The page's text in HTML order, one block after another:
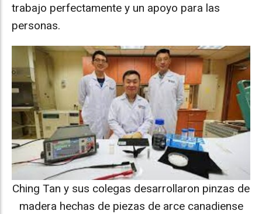
trabajo perfectamente y un apoyo para las
personas.
Ching Tan y sus colegas desarrollaron pinzas de
madera hechas de piezas de arce canadiense